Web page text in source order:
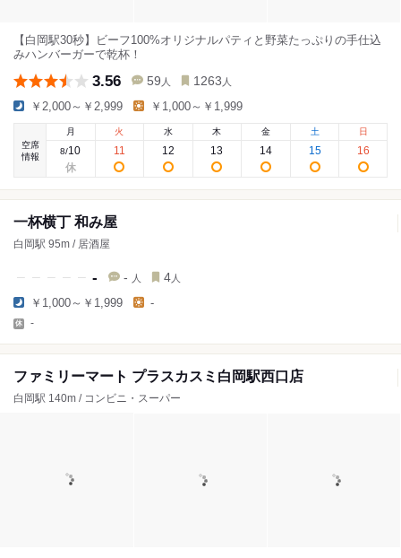
【白岡駅30秒】ビーフ100%オリジナルパティと野菜たっぷりの手仕込
みハンバーガーで乾杯！
3.56 59 人 1263 人
￥2,000～￥2,999 ￥1,000～￥1,999
空席
情報
月
8/10
火
11
水
12
木
13
金
14
土
15
日
16
一杯横丁 和み屋
白岡駅 95m / 居酒屋
- - 人 4 人
￥1,000～￥1,999 -
-
ファミリーマート プラスカスミ白岡駅西口店
白岡駅 140m / コンビニ・スーパー